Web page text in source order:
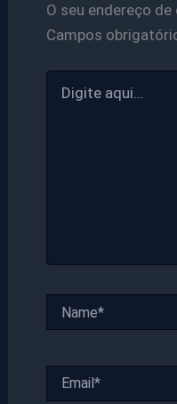
O seu endereço
Campos
aqui...